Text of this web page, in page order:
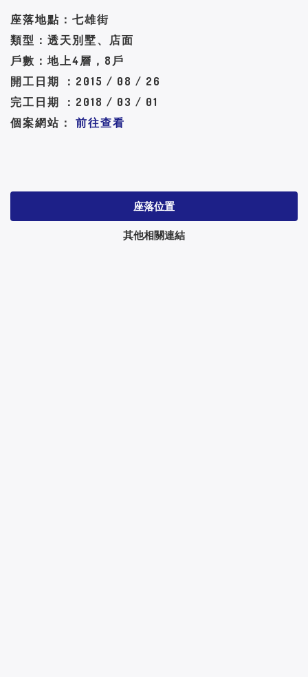
座落地點：七雄街
類型：透天別墅、店面
戶數：地上4層，8戶
開工日期 ：2015 / 08 / 26
完工日期 ：2018 / 03 / 01
個案網站： 前往查看
座落位置
其他相關連結